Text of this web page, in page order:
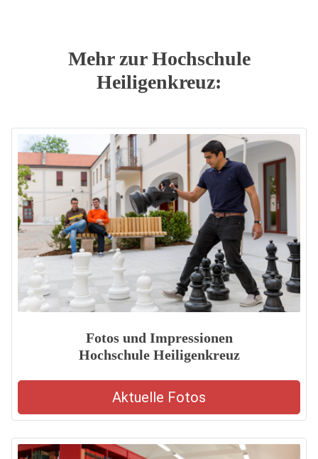
Mehr zur Hochschule
Heiligenkreuz:
Fotos und Impressionen
Hochschule Heiligenkreuz
Aktuelle Fotos